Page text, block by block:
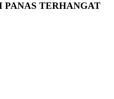
TERHANGAT